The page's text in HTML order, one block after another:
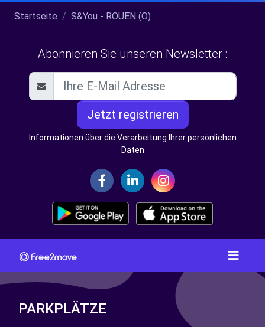
Startseite S&You - ROUEN (O)
Abonnieren Sie unseren Newsletter :
Jetzt registrieren
Informationen über die Verarbeitung Ihrer persönlichen
Daten
PARKPLÄTZE